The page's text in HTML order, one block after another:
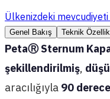
Ülkenizdeki
Genel Bakış Teknik
PetaⓇSternum
şekillendirilmiş,
aracılığıyla 90